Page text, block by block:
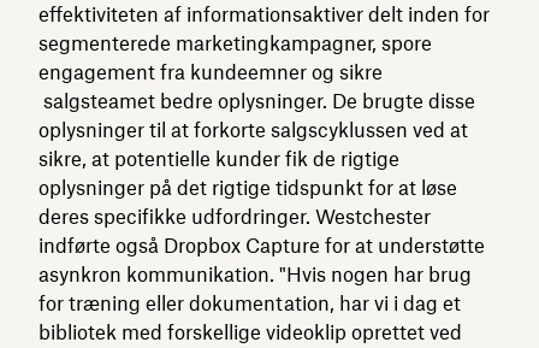
effektiviteten af informationsaktiver delt inden for
segmenterede marketingkampagner, spore
engagement fra kundeemner og sikre
salgsteamet bedre oplysninger. De brugte disse
oplysninger til at forkorte salgscyklussen ved at
sikre, at potentielle kunder fik de rigtige
oplysninger på det rigtige tidspunkt for at løse
deres specifikke udfordringer. Westchester
indførte også Dropbox Capture for at understøtte
asynkron kommunikation. "Hvis nogen har brug
for træning eller dokumentation, har vi i dag et
bibliotek med forskellige videoklip oprettet ved